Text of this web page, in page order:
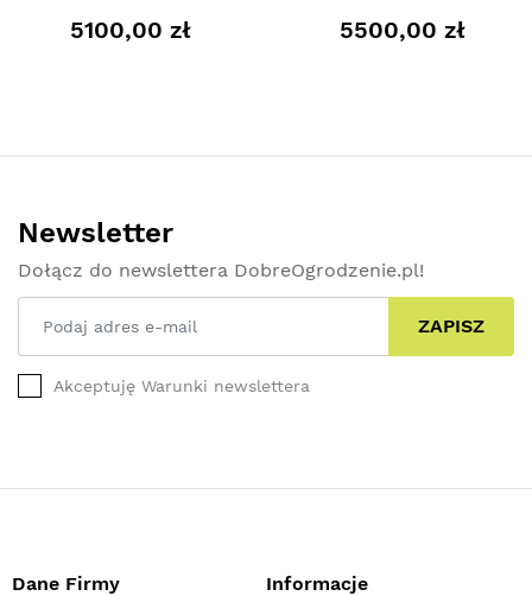
5100,00 zł 5500,00 zł
Newsletter
Dołącz do newslettera DobreOgrodzenie.pl!
ZAPISZ
Akceptuję Warunki newslettera
Dane Firmy Informacje